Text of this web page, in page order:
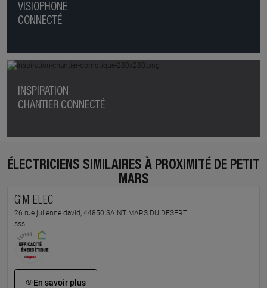
VISIOPHONE
CONNECTÉ
INSPIRATION
CHANTIER CONNECTÉ
ÉLECTRICIENS SIMILAIRES À PROXIMITÉ DE PETIT
MARS
G'M ELEC
26 rue julienne david, 44850 SAINT MARS DU DESERT
sss
En savoir plus